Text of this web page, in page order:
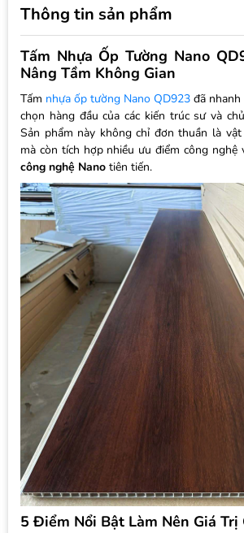
Thông tin sản phẩm
Tấm Nhựa Ốp Tường Nano
Nâng Tầm Không Gian
Tấm nhựa ốp tường Nano QD923 đã
chọn hàng đầu của các kiến trúc sư và
Sản phẩm này không chỉ đơn thuần là
mà còn tích hợp nhiều ưu điểm công nghệ
công nghệ Nano tiên tiến.
5 Điểm Nổi Bật Làm Nên Giá Trị